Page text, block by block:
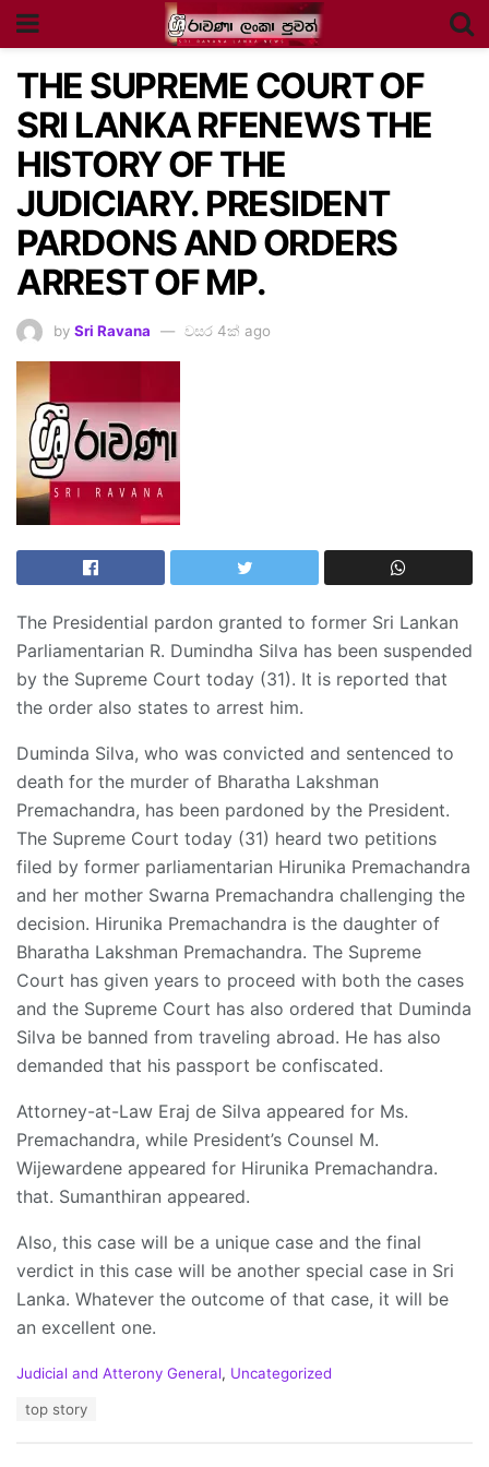
THE SUPREME COURT OF
SRI LANKA RFENEWS THE
HISTORY OF THE
JUDICIARY. PRESIDENT
PARDONS AND ORDERS
ARREST OF MP.
by Sri Ravana වසර 4ක් ago
The Presidential pardon granted to former Sri Lankan
Parliamentarian R. Dumindha Silva has been suspended
by the Supreme Court today (31). It is reported that
the order also states to arrest him.
Duminda Silva, who was convicted and sentenced to
death for the murder of Bharatha Lakshman
Premachandra, has been pardoned by the President.
The Supreme Court today (31) heard two petitions
filed by former parliamentarian Hirunika Premachandra
and her mother Swarna Premachandra challenging the
decision. Hirunika Premachandra is the daughter of
Bharatha Lakshman Premachandra. The Supreme
Court has given years to proceed with both the cases
and the Supreme Court has also ordered that Duminda
Silva be banned from traveling abroad. He has also
demanded that his passport be confiscated.
Attorney-at-Law Eraj de Silva appeared for Ms.
Premachandra, while President’s Counsel M.
Wijewardene appeared for Hirunika Premachandra.
that. Sumanthiran appeared.
Also, this case will be a unique case and the final
verdict in this case will be another special case in Sri
Lanka. Whatever the outcome of that case, it will be
an excellent one.
C
Judicial and Atterony General, Uncategorized
top story